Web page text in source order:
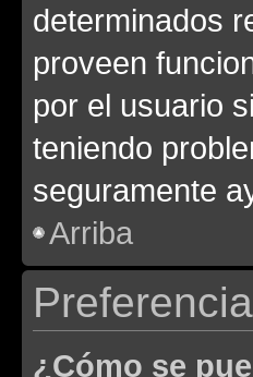
determinados
proveen
por el usuario
teniendo
seguramente
Arriba
¿Cómo se